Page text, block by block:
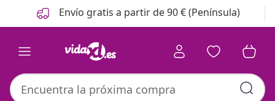
Anterior
Siguiente Envío gratis a partir de 90 € (Península)